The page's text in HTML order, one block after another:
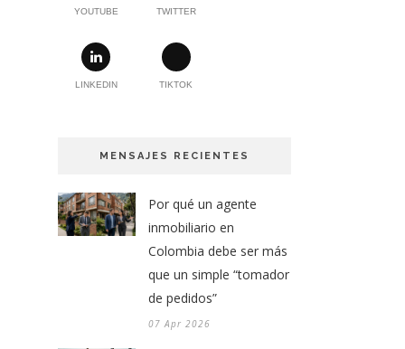
YOUTUBE TWITTER
LINKEDIN TIKTOK
MENSAJES RECIENTES
Por qué un agente
inmobiliario en
Colombia debe ser más
que un simple “tomador
de pedidos”
07 Apr 2026